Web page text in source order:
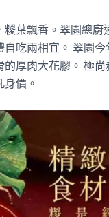
糉葉飄香。翠園總
自吃兩相宜。 翠園
的厚肉大花膠。 極
價。